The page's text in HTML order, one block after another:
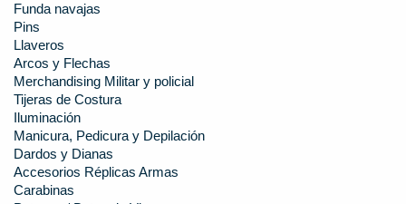
Funda navajas
Pins
Llaveros
Arcos y Flechas
Merchandising Militar y policial
Tijeras de Costura
Iluminación
Manicura, Pedicura y Depilación
Dardos y Dianas
Accesorios Réplicas Armas
Carabinas